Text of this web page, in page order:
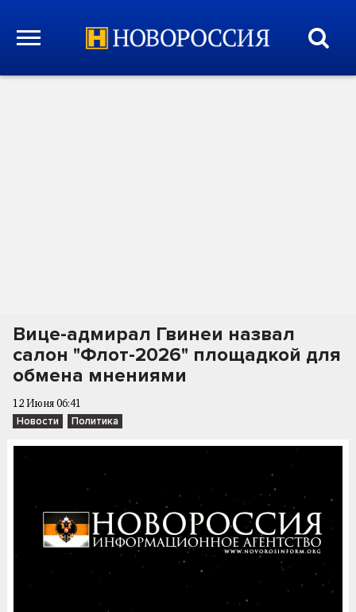
Вице-адмирал Гвинеи назвал
салон "Флот-2026" площадкой для
обмена мнениями
12 Июня 06:41
Новости Политика